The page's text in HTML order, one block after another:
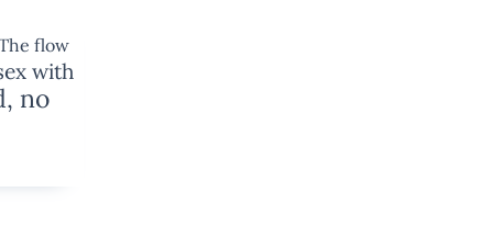
flow
with
no